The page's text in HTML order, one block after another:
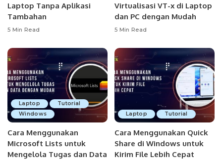
Laptop Tanpa Aplikasi
Tambahan
5 Min Read
Virtualisasi VT-x di Laptop
dan PC dengan Mudah
5 Min Read
Laptop
Tutorial
Windows
Cara Menggunakan
Microsoft Lists untuk
Mengelola Tugas dan Data
Laptop Tutorial
Cara Menggunakan Quick
Share di Windows untuk
Kirim File Lebih Cepat